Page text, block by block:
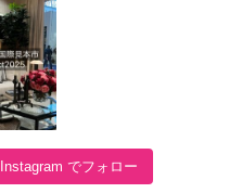
Instagram でフォロー